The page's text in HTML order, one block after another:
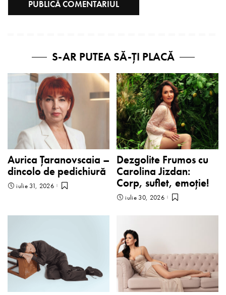
S-AR PUTEA SĂ-ȚI PLACĂ
Aurica Țaranovscaia –
dincolo de pedichiură
iulie 31, 2026
Dezgolite Frumos cu
Carolina Jizdan:
Corp, suflet, emoție!
iulie 30, 2026